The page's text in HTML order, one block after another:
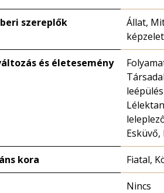
szereplők
Állat,
és életesemény
Esküvő,
kora Fiatal,
Nincs